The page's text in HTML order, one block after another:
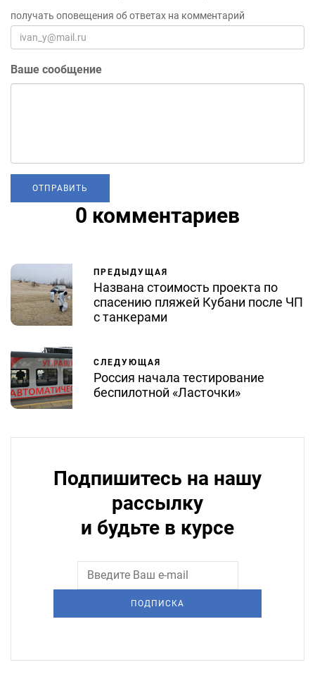
получать оповещения об ответах на комментарий
Ваше сообщение
0 комментариев
ПРЕДЫДУЩАЯ
Названа стоимость проекта по
спасению пляжей Кубани после ЧП
с танкерами
СЛЕДУЮЩАЯ
Россия начала тестирование
беспилотной «Ласточки»
Подпишитесь на нашу
рассылку
и будьте в курсе
ПОДПИСКА